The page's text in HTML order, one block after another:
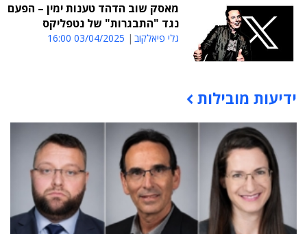
מאסק שוב הדהד טענות ימין – הפעם
נגד "התבגרות" של נטפליקס
גלי פיאלקוב 03/04/2025 16:00
תוכן פרסומי
ידיעות מובילות